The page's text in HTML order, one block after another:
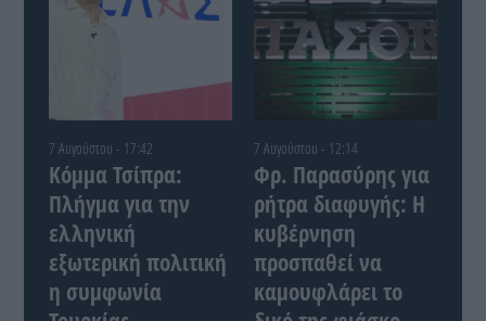
7 Αυγούστου - 17:42
Κόμμα Τσίπρα:
Πλήγμα για την
ελληνική
εξωτερική πολιτική
η συμφωνία
7 Αυγούστου - 12:14
Φρ. Παρασύρης για
ρήτρα διαφυγής: Η
κυβέρνηση
προσπαθεί να
καμουφλάρει το